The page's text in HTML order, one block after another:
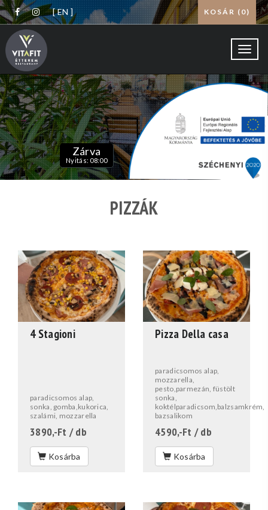
Zárva
Nyitás: 08:00
KOSÁR ( 0)
[ EN ]
PIZZÁK
4 Stagioni
paradicsomos alap,
sonka, gomba,kukorica,
szalámi, mozzarella
3890,-Ft / db
Kosárba
Pizza Della casa
paradicsomos alap,
mozzarella,
pesto,parmezán, füstölt
sonka,
koktélparadicsom,balzsamkrém,
bazsalikom
4590,-Ft / db
Kosárba